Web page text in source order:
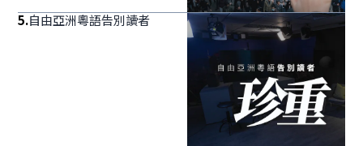
5.自由亞洲粵語告別讀者